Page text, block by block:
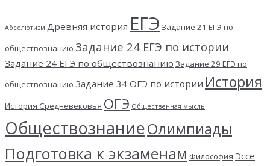
Абсолютизм Древняя история ЕГЭ Задание 21 ЕГЭ по
обществознанию Задание 24 ЕГЭ по истории
Задание 24 ЕГЭ по обществознанию Задание 29 ЕГЭ по
обществознанию Задание 34 ОГЭ по истории История
История Средневековья ОГЭ Общественная мысль
ОбществознаниеОлимпиады
Подготовка к экзаменам Философия Эссе